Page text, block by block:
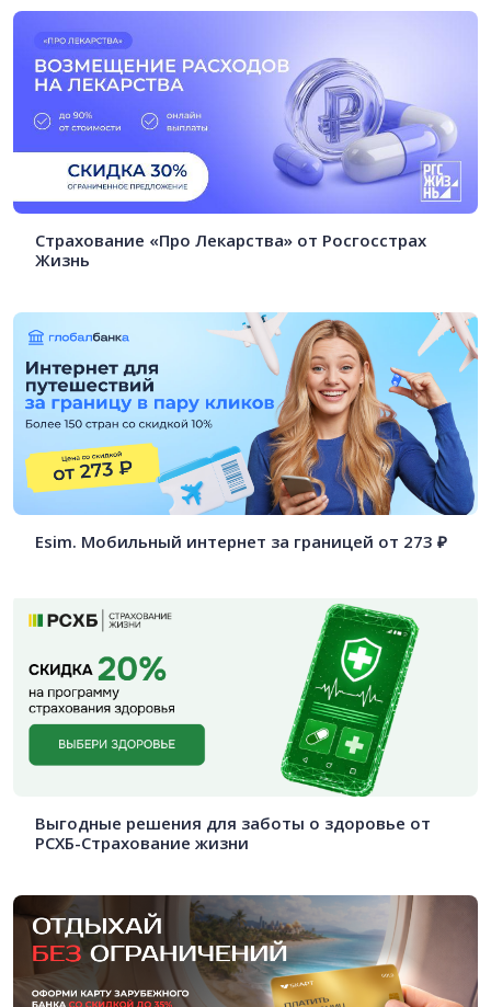
Страхование «Про Лекарства» от Росгосстрах
Жизнь
Esim. Мобильный интернет за границей от 273 ₽
Выгодные решения для заботы о здоровье от
РСХБ-Страхование жизни